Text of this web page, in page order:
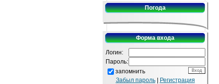
Погода
Форма входа
Логин:
Пароль:
запомнить
Забыл пароль| Регистрация